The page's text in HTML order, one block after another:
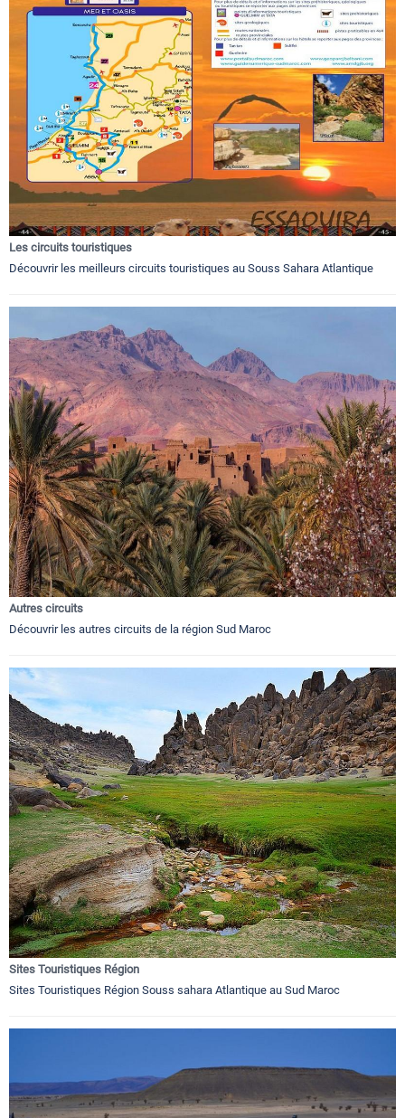
Les circuits touristiques
Découvrir les meilleurs circuits touristiques au Souss Sahara Atlantique
Autres circuits
Découvrir les autres circuits de la région Sud Maroc
Sites Touristiques Région
Sites Touristiques Région Souss sahara Atlantique au Sud Maroc